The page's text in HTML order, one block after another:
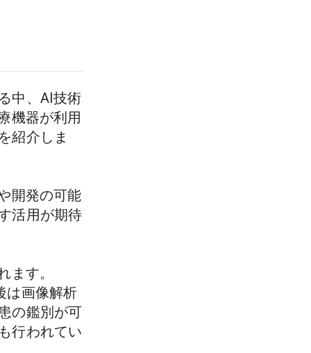
中、AI技術
機器が利用
紹介しま
開発の可能
活用が期待
ます。
は画像解析
の鑑別が可
行われてい